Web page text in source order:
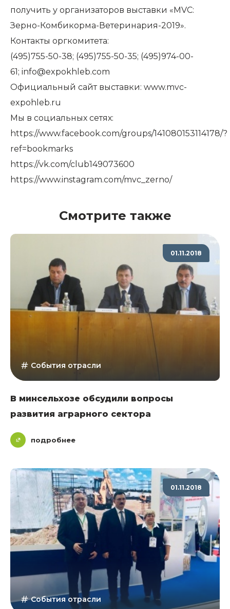
получить у организаторов выставки «MVC:
Зерно-Комбикорма-Ветеринария-2019».
Контакты оргкомитета:
(495)755-50-38; (495)755-50-35; (495)974-00-
61; info@expokhleb.com
Официальный сайт выставки: www.mvc-
expohleb.ru
Мы в социальных сетях:
https://www.facebook.com/groups/141080153114178/?
ref=bookmarks
https://vk.com/club149073600
https://www.instagram.com/mvc_zerno/
Смотрите также
01.11.2018
События отрасли
В минсельхозе обсудили вопросы
развития аграрного сектора
подробнее
01.11.2018
События отрасли